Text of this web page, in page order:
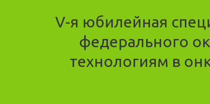
V-я юбилейная
федерального
технологиям в